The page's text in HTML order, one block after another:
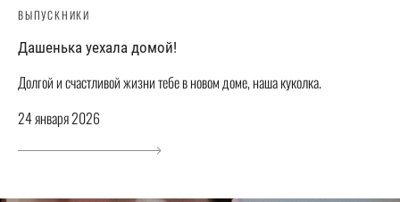
ВЫПУСКНИКИ
Дашенька уехала домой!
Долгой и счастливой жизни тебе в новом доме, наша куколка.
24 января 2026